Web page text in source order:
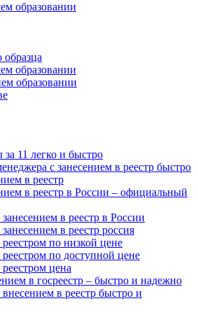
образовании
образца
образовании
образовании
за 11 легко и быстро
с занесением в реестр быстро
в реестр
в реестр в России – официальный
в реестр в России
в реестр россия
по низкой цене
по доступной цене
цена
в госреестр – быстро и надежно
в реестр быстро и